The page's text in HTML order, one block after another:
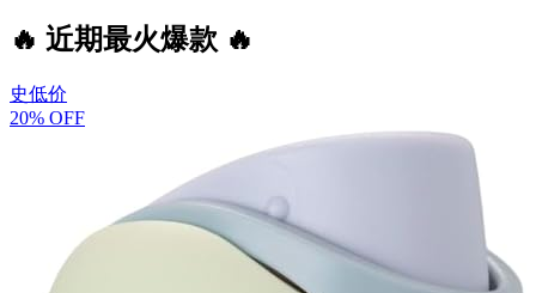
🔥 近期最火爆款 🔥
史低价
20% OFF